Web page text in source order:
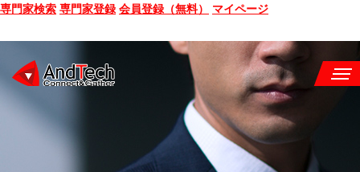
専門家検索 専門家登録 会員登録（無料） マイページ